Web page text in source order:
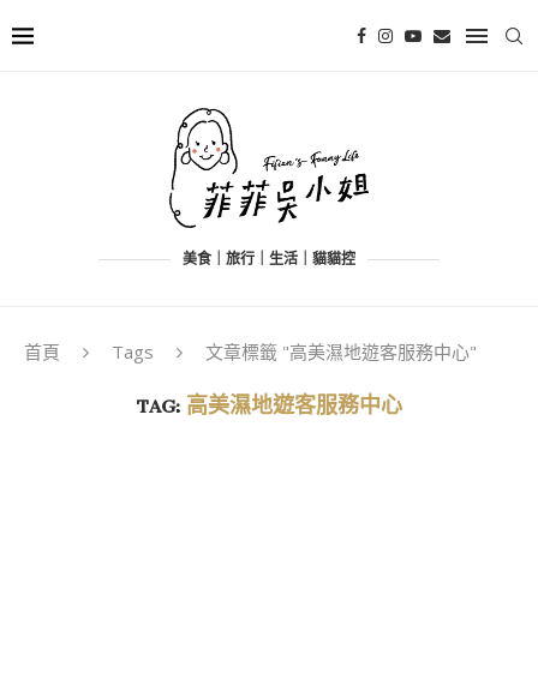
美食｜旅行｜生活｜貓貓控
首頁 Tags 文章標籤 "高美濕地遊客服務中心"
TAG:高美濕地遊客服務中心